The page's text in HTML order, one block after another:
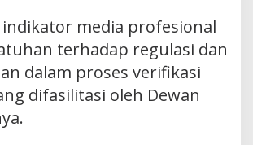
indikator media profesional
terhadap regulasi dan
dalam proses verifikasi
difasilitasi oleh Dewan